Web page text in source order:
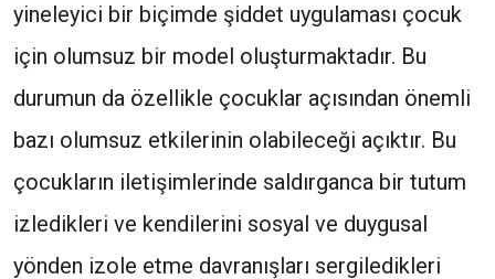
yineleyici bir biçimde şiddet uygulaması çocuk
için olumsuz bir model oluşturmaktadır. Bu
durumun da özellikle çocuklar açısından önemli
bazı olumsuz etkilerinin olabileceği açıktır. Bu
çocukların iletişimlerinde saldırganca bir tutum
izledikleri ve kendilerini sosyal ve duygusal
yönden izole etme davranışları sergiledikleri